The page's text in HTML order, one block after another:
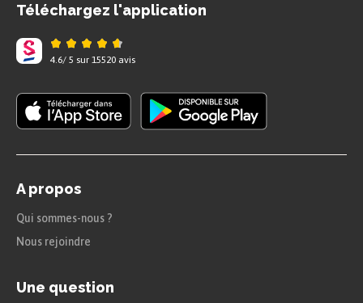
Téléchargez l'application
4.6/ 5 sur 15520 avis
A propos
Qui sommes-nous ?
Nous rejoindre
Une question